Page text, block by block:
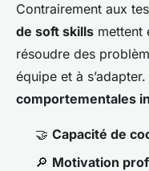
Contrairement aux
de soft skills mettent
résoudre des
équipe et à
comportementales
🤝 Capacité de
🔎 Motivation